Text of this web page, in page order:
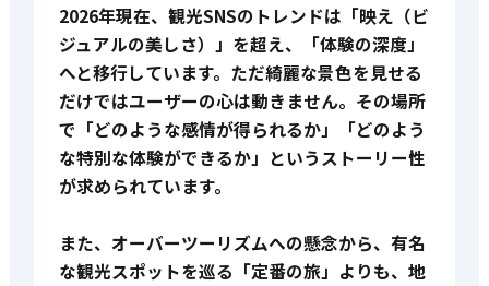
2026年現在、観光SNSのトレンドは「映え（ビ
ジュアルの美しさ）」を超え、「体験の深度」
へと移行しています。ただ綺麗な景色を見せる
だけではユーザーの心は動きません。その場所
で「どのような感情が得られるか」「どのよう
な特別な体験ができるか」というストーリー性
が求められています。
また、オーバーツーリズムへの懸念から、有名
な観光スポットを巡る「定番の旅」よりも、地